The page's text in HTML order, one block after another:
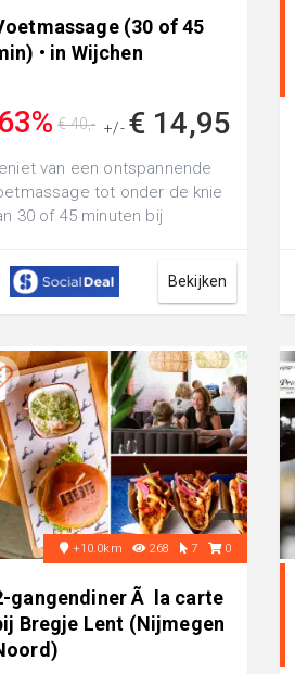
(30 of 45
• in Wijchen
+/- € 14,95
€ 40,-
van een ontspannende
tot onder de knie
30 of 45 minuten bij
reke...
Bekijken
+10.0km 268 7 0
gangendiner Ã la carte
Bregje Lent (Nijmegen